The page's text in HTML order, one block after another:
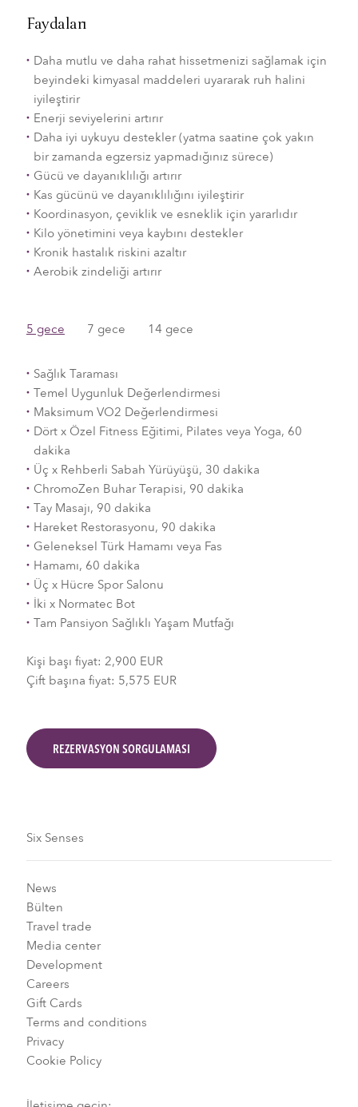
Faydaları
Daha mutlu ve daha rahat hissetmenizi sağlamak için
beyindeki kimyasal maddeleri uyararak ruh halini
iyileştirir
Enerji seviyelerini artırır
Daha iyi uykuyu destekler (yatma saatine çok yakın
bir zamanda egzersiz yapmadığınız sürece)
Gücü ve dayanıklılığı artırır
Kas gücünü ve dayanıklılığını iyileştirir
Koordinasyon, çeviklik ve esneklik için yararlıdır
Kilo yönetimini veya kaybını destekler
Kronik hastalık riskini azaltır
Aerobik zindeliği artırır
5 gece ​7 gece 14 gece
Sağlık Taraması
Temel Uygunluk Değerlendirmesi
Maksimum VO2 Değerlendirmesi
Dört x Özel Fitness Eğitimi, Pilates veya Yoga, 60
dakika
Üç x Rehberli Sabah Yürüyüşü, 30 dakika
ChromoZen Buhar Terapisi, 90 dakika
Tay Masajı, 90 dakika
Hareket Restorasyonu, 90 dakika
Geleneksel Türk Hamamı veya Fas
Hamamı, 60 dakika
Üç x Hücre Spor Salonu
İki x Normatec Bot
Tam Pansiyon Sağlıklı Yaşam Mutfağı
Kişi başı fiyat: 2,900 EUR
Çift başına fiyat: 5,575 EUR
REZERVASYON SORGULAMASI
Six Senses
News
Bülten
Travel trade
Media center
Development
Careers
Gift Cards
Terms and conditions
Privacy
Cookie Policy